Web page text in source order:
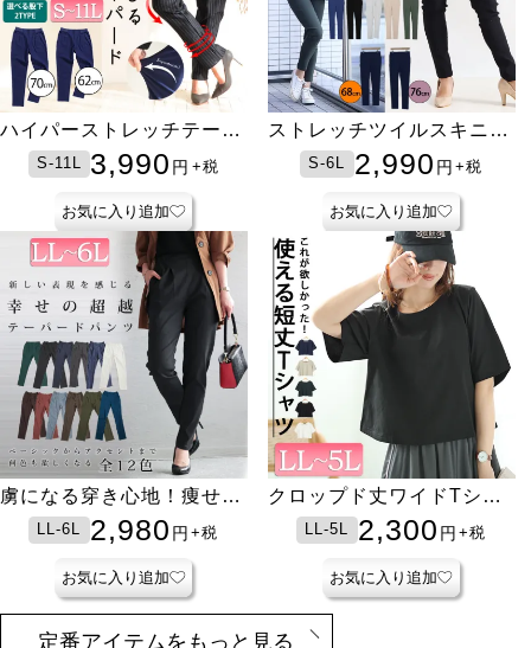
ハイパーストレッチテーパ
ードパンツ【低身長さんサ
イズ有】
S-11L 3,990 円 +税
お気に入り追加
ストレッチツイルスキニー
パンツ【低身長さんサイズ
有】
S-6L 2,990 円 +税
お気に入り追加
虜になる穿き心地！痩せ
た？って聞かれる 褒めら
れ究極美脚！最強ストレッ
チテーパードパンツ
LL-6L 2,980 円 +税
お気に入り追加
クロップド丈ワイドTシャ
LL-5L 2,300 円 +税
お気に入り追加
定番アイテムをもっと見る